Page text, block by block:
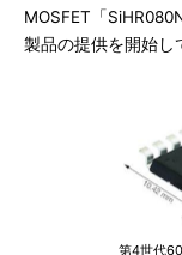
MOSFET「
製品の提供を開始し
第4世代